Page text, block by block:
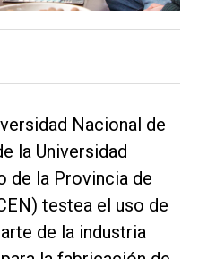
Nacional de
la Universidad
de la Provincia de
testea el uso de
de la industria